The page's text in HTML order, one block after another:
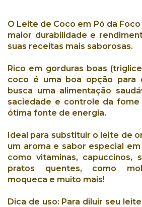
O Leite de Coco em Pó da
maior durabilidade e
suas receitas mais saborosas.
Rico em gorduras boas
coco é uma boa opção para
busca uma alimentação
saciedade e controle da fome
ótima fonte de energia.
Ideal para substituir o leite de
um aroma e sabor especial em
comovitaminas, capuccinos,
pratos quentes, como
moqueca e muito mais!
Dica de uso: Para diluir seu